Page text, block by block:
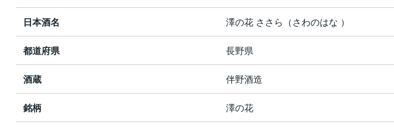
日本酒名 澤の花 ささら（さわのはな ）
都道府県 長野県
酒蔵 伴野酒造
銘柄 澤の花